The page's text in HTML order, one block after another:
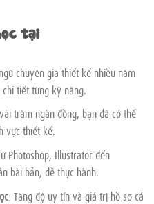
tại
chuyên gia thiết kế nhiều năm
tiết từng kỹ năng.
trăm ngàn đồng, bạn đã có thể
vực thiết kế.
Photoshop, Illustrator đến
bài bản, dễ thực hành.
: Tăng độ uy tín và giá trị hồ sơ cá